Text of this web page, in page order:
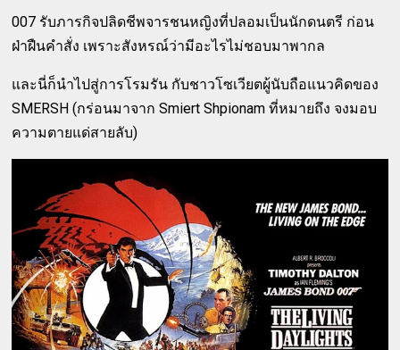
007 รับภารกิจปลิดชีพจารชนหญิงที่ปลอมเป็นนักดนตรี ก่อน
ฝ่าฝืนคำสั่ง เพราะสังหรณ์ว่ามีอะไรไม่ชอบมาพากล
และนี่ก็นำไปสู่การโรมรัน กับชาวโซเวียตผู้นับถือแนวคิดของ
SMERSH (กร่อนมาจาก Smiert Shpionam ที่หมายถึง จงมอบ
ความตายแด่สายลับ)